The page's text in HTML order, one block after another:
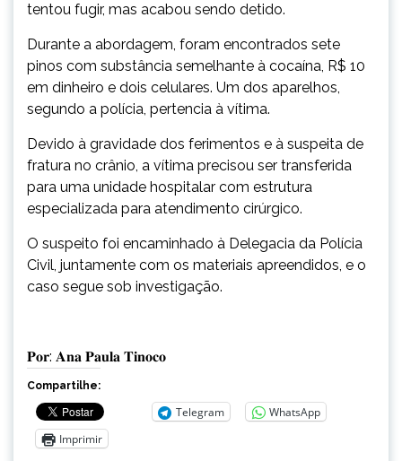
tentou fugir, mas acabou sendo detido.
Durante a abordagem, foram encontrados sete
pinos com substância semelhante à cocaína, R$ 10
em dinheiro e dois celulares. Um dos aparelhos,
segundo a polícia, pertencia à vítima.
Devido à gravidade dos ferimentos e à suspeita de
fratura no crânio, a vítima precisou ser transferida
para uma unidade hospitalar com estrutura
especializada para atendimento cirúrgico.
O suspeito foi encaminhado à Delegacia da Polícia
Civil, juntamente com os materiais apreendidos, e o
caso segue sob investigação.
𝐏𝐨𝐫: 𝐀𝐧𝐚 𝐏𝐚𝐮𝐥𝐚 𝐓𝐢𝐧𝐨𝐜𝐨
Compartilhe:
Telegram
WhatsApp
Imprimir